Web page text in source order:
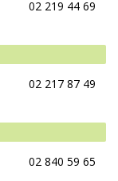
02 219 44 69
02 217 87 49
02 840 59 65